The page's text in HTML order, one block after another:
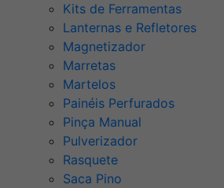
Kits de Ferramentas
Lanternas e Refletores
Magnetizador
Marretas
Martelos
Painéis Perfurados
Pinça Manual
Pulverizador
Rasquete
Saca Pino